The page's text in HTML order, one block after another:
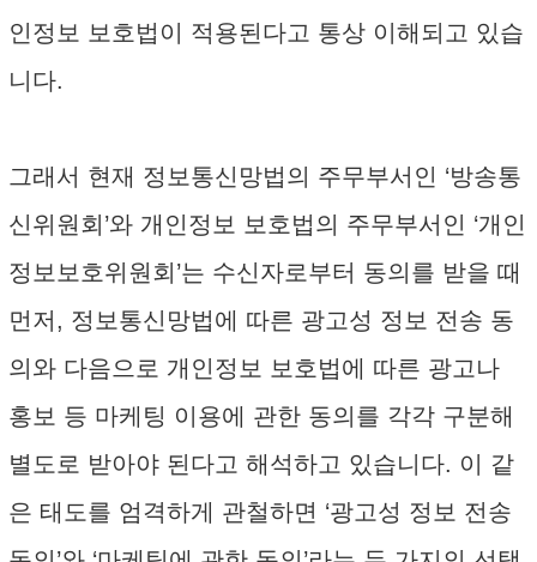
인정보 보호법이 적용된다고 통상 이해되고 있습
니다.
그래서 현재 정보통신망법의 주무부서인 ‘방송통
신위원회’와 개인정보 보호법의 주무부서인 ‘개인
정보보호위원회’는 수신자로부터 동의를 받을 때
먼저, 정보통신망법에 따른 광고성 정보 전송 동
의와 다음으로 개인정보 보호법에 따른 광고나
홍보 등 마케팅 이용에 관한 동의를 각각 구분해
별도로 받아야 된다고 해석하고 있습니다. 이 같
은 태도를 엄격하게 관철하면 ‘광고성 정보 전송